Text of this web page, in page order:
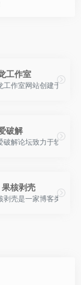
资源网站。
工作室
工作室网站创建于
应用和互联网资
破解
破解论坛致力于软件安
病毒/无广告/无捆绑
果核剥壳
剥壳是一家博客类型的